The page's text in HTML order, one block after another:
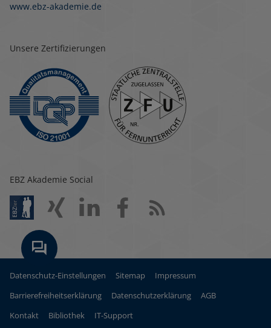
www.ebz-akademie.de
Unsere Zertifizierungen
EBZ Akademie Social
Datenschutz-Einstellungen Sitemap
Impressum
Barrierefreiheitserklärung
Datenschutzerklärung
AGB
Kontakt
Bibliothek IT-Support